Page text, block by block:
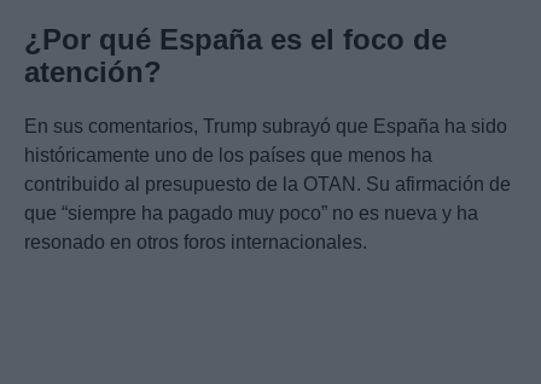
¿Por qué España es el foco de
atención?
En sus comentarios, Trump subrayó que España ha sido
históricamente uno de los países que menos ha
contribuido al presupuesto de la OTAN. Su afirmación de
que “siempre ha pagado muy poco” no es nueva y ha
resonado en otros foros internacionales.